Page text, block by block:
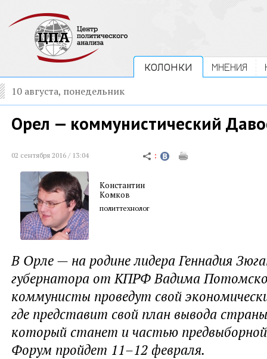
КОЛОНКИ МНЕНИЯ
10 августа, понедельник
Орел — коммунистический
02 сентября 2016 / 13:04
Константин
Комков
политтехнолог
В Орле — на родине лидера Геннадия
губернатора от КПРФ Вадима
коммунисты проведут свой
где представит свой план вывода
который станет и частью
Форум пройдет 11–12 февраля.